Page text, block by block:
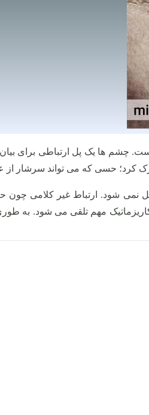
چشم ها یک پل ارتباطی برای
کرد؛ حسی که می تواند سرشار از
نمی شود. ارتباط غیر کلامی چون
مهم تلقی می شود. به